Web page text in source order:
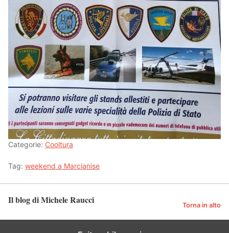
Categorie: Cooltura
Tag: weekend a Marcianise
Il blog di Michele Raucci Torna in alto